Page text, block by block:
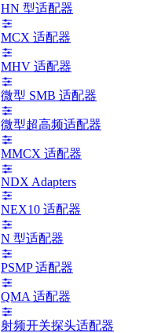
HN 型适配器
MCX 适配器
MHV 适配器
微型 SMB 适配器
微型超高频适配器
MMCX 适配器
NDX Adapters
NEX10 适配器
N 型适配器
PSMP 适配器
QMA 适配器
射频开关探头适配器